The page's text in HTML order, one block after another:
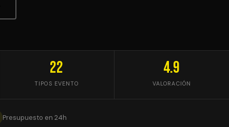
22
TIPOS EVENTO
4.9
VALORACIÓN
Presupuesto en 24h